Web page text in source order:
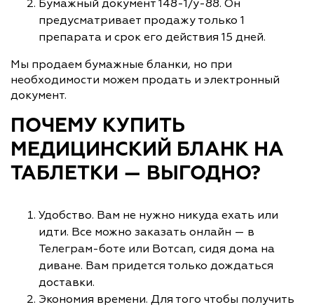
Бумажный документ 148-1/у-88. Он
предусматривает продажу только 1
препарата и срок его действия 15 дней.
Мы продаем бумажные бланки, но при
необходимости можем продать и электронный
документ.
ПОЧЕМУ КУПИТЬ
МЕДИЦИНСКИЙ БЛАНК НА
ТАБЛЕТКИ — ВЫГОДНО?
Удобство. Вам не нужно никуда ехать или
идти. Все можно заказать онлайн — в
Телеграм-боте или Вотсап, сидя дома на
диване. Вам придется только дождаться
доставки.
Экономия времени. Для того чтобы получить